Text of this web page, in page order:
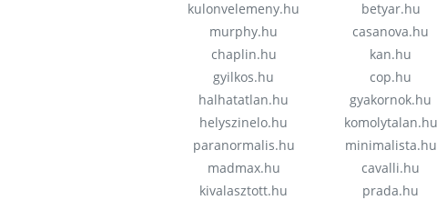
kulonvelemeny.hu
murphy.hu
chaplin.hu
gyilkos.hu
halhatatlan.hu
helyszinelo.hu
paranormalis.hu
madmax.hu
kivalasztott.hu
betyar.hu
casanova.hu
kan.hu
cop.hu
gyakornok.hu
komolytalan.hu
minimalista.hu
cavalli.hu
prada.hu